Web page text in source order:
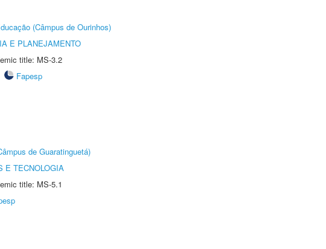
(Câmpus de Ourinhos)
E PLANEJAMENTO
title: MS-3.2
Fapesp
de Guaratinguetá)
E TECNOLOGIA
title: MS-5.1